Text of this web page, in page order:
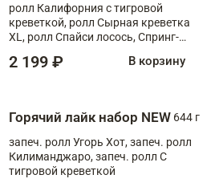
ролл Калифорния с тигровой
креветкой, ролл Сырная креветка
XL, ролл Спайси лосось, Спринг-
Медовая креветка
2 199 ₽ В корзину
Горячий лайк набор NEW 644 г
запеч. ролл Угорь Хот, запеч. ролл
Килиманджаро, запеч. ролл С
тигровой креветкой